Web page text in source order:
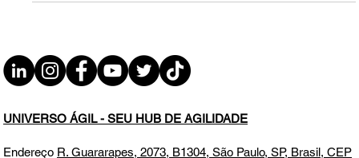
UNIVERSO ÁGIL - SEU HUB DE AGILIDADE